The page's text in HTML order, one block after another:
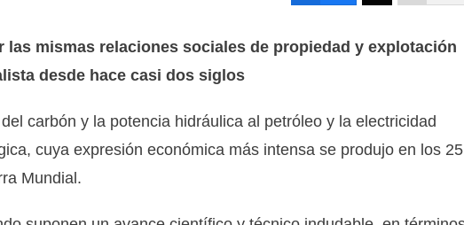
las mismas relaciones sociales de propiedad y explotación
desde hace casi dos siglos
carbón y la potencia hidráulica al petróleo y la electricidad
cuya expresión económica más intensa se produjo en los 25
Mundial.